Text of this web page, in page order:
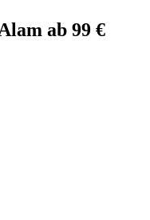
ab 99 €